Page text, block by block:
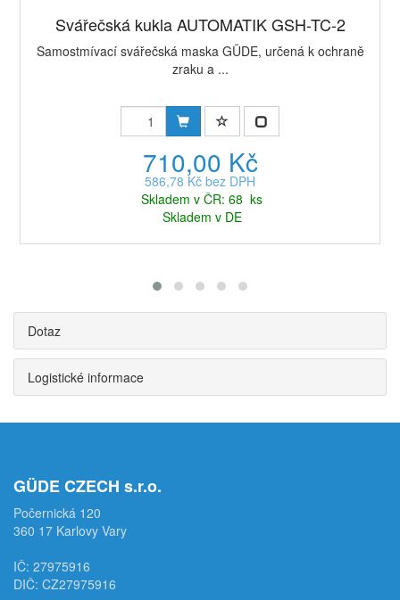
Svářečská kukla AUTOMATIK GSH-TC-2
Samostmívací svářečská maska GÜDE, určená k ochraně
zraku a ...
710,00 Kč
586,78 Kč bez DPH
Skladem v ČR: 68 ks
Skladem v DE
Dotaz
Logistické informace
GÜDE CZECH s.r.o.
Počernická 120
360 17 Karlovy Vary
IČ: 27975916
DIČ: CZ27975916